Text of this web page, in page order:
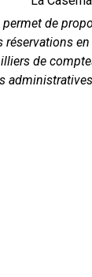
permet de
réservations
de